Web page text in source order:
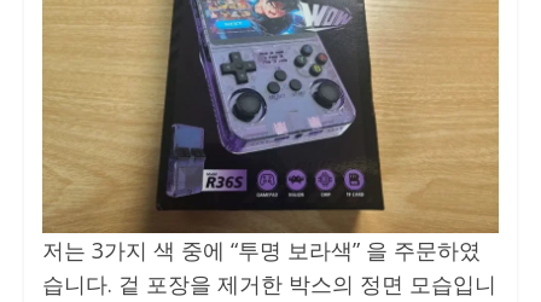
저는 3가지 색 중에 “투명 보라색” 을 주문하였
습니다. 겉 포장을 제거한 박스의 정면 모습입니